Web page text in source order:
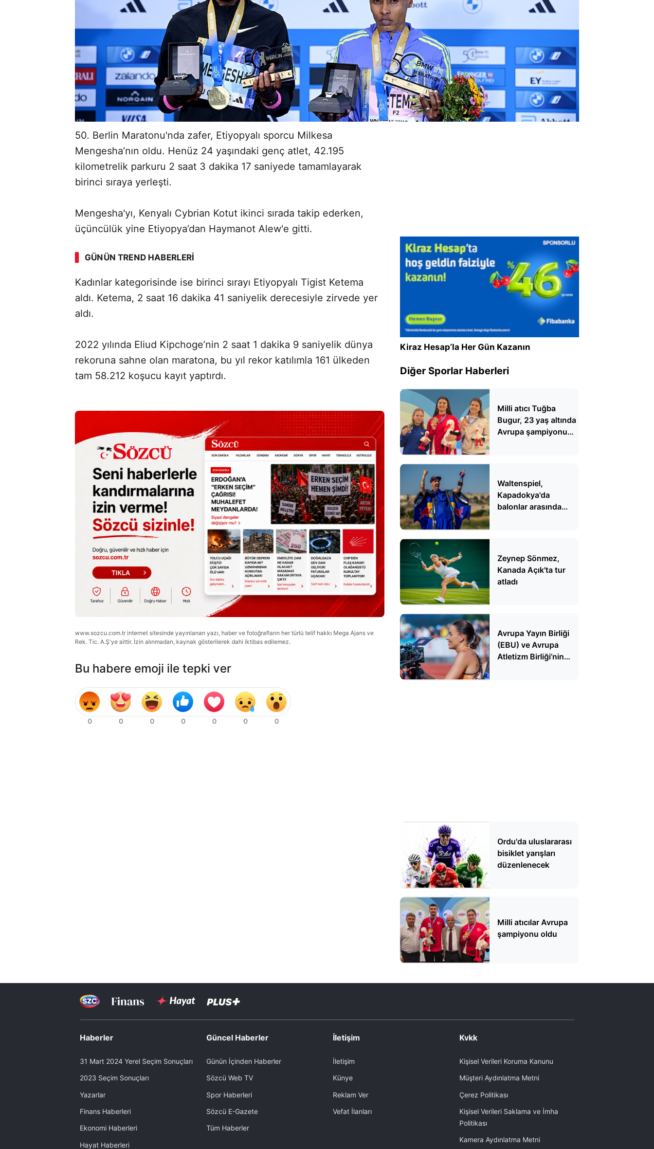
50. Berlin Maratonu'nda zafer, Etiyopyalı sporcu Milkesa
Mengesha’nın oldu. Henüz 24 yaşındaki genç atlet, 42.195
kilometrelik parkuru 2 saat 3 dakika 17 saniyede tamamlayarak
birinci sıraya yerleşti.
Mengesha'yı, Kenyalı Cybrian Kotut ikinci sırada takip ederken,
üçüncülük yine Etiyopya’dan Haymanot Alew'e gitti.
GÜNÜN TREND HABERLERI
Kadınlar kategorisinde ise birinci sırayı Etiyopyalı Tigist Ketema
aldı. Ketema, 2 saat 16 dakika 41 saniyelik derecesiyle zirvede yer
aldı.
2022 yılında Eliud Kipchoge’nin 2 saat 1 dakika 9 saniyelik dünya
rekoruna sahne olan maratona, bu yıl rekor katılımla 161 ülkeden
tam 58.212 koşucu kayıt yaptırdı.
www.sozcu.com.tr internet sitesinde yayınlanan yazı, haber ve fotoğrafların her türlü telif hakkı Mega Ajans ve
Rek. Tic. A.Ş'ye aittir. İzin alınmadan, kaynak gösterilerek dahi iktibas edilemez.
Bu habere emoji ile tepki ver
Kiraz Hesap’la Her Gün Kazanın
Diğer Sporlar Haberleri
Milli atıcı Tuğba
Bugur, 23 yaş altında
Avrupa şampiyonu
Waltenspiel,
Kapadokya'da
balonlar arasında
Zeynep Sönmez,
Kanada Açık'ta tur
atladı
Avrupa Yayın Birliği
(EBU) ve Avrupa
Atletizm Birliği’nin
Ordu'da uluslararası
bisiklet yarışları
düzenlenecek
Milli atıcılar Avrupa
şampiyonu oldu
Haberler
31 Mart 2024 Yerel Seçim Sonuçları
2023 Seçim Sonuçları
Yazarlar
Finans Haberleri
Ekonomi Haberleri
Hayat Haberleri
Güncel Haberler
Günün İçinden Haberler
Sözcü Web TV
Spor Haberleri
Sözcü E-Gazete
Tüm Haberler
İletişim
İletişim
Künye
Reklam Ver
Vefat İlanları
Kvkk
Kişisel Verileri Koruma Kanunu
Müşteri Aydınlatma Metni
Çerez Politikası
Kişisel Verileri Saklama ve İmha
Politikası
Kamera Aydınlatma Metni